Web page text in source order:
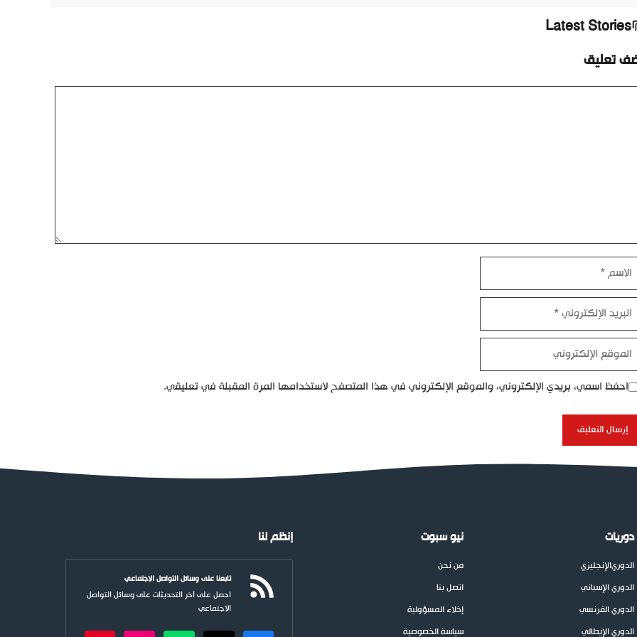
Latest Stories
تعليق
الاسم
البريد
الإلكتروني
الموقع
الإلكتروني
احفظ اسمي، بريدي الإلكتروني، والموقع الإلكتروني في هذا المتصفح لاستخدامها المرة المقبلة في تعليقي.
دوريات
الدوريالإنجليزي
الدوري الإسباني
الدوري الفرنسي
الدوري الإيطالي
نيو سبوت
من نحن
اتصل بنا
إخلاء المسؤولية
سياسة الخصوصية
إنظم لنا
تابعنا على وسائل التواصل الاجتماعي
احصل على آخر التحديثات على وسائل التواصل
الاجتماعي